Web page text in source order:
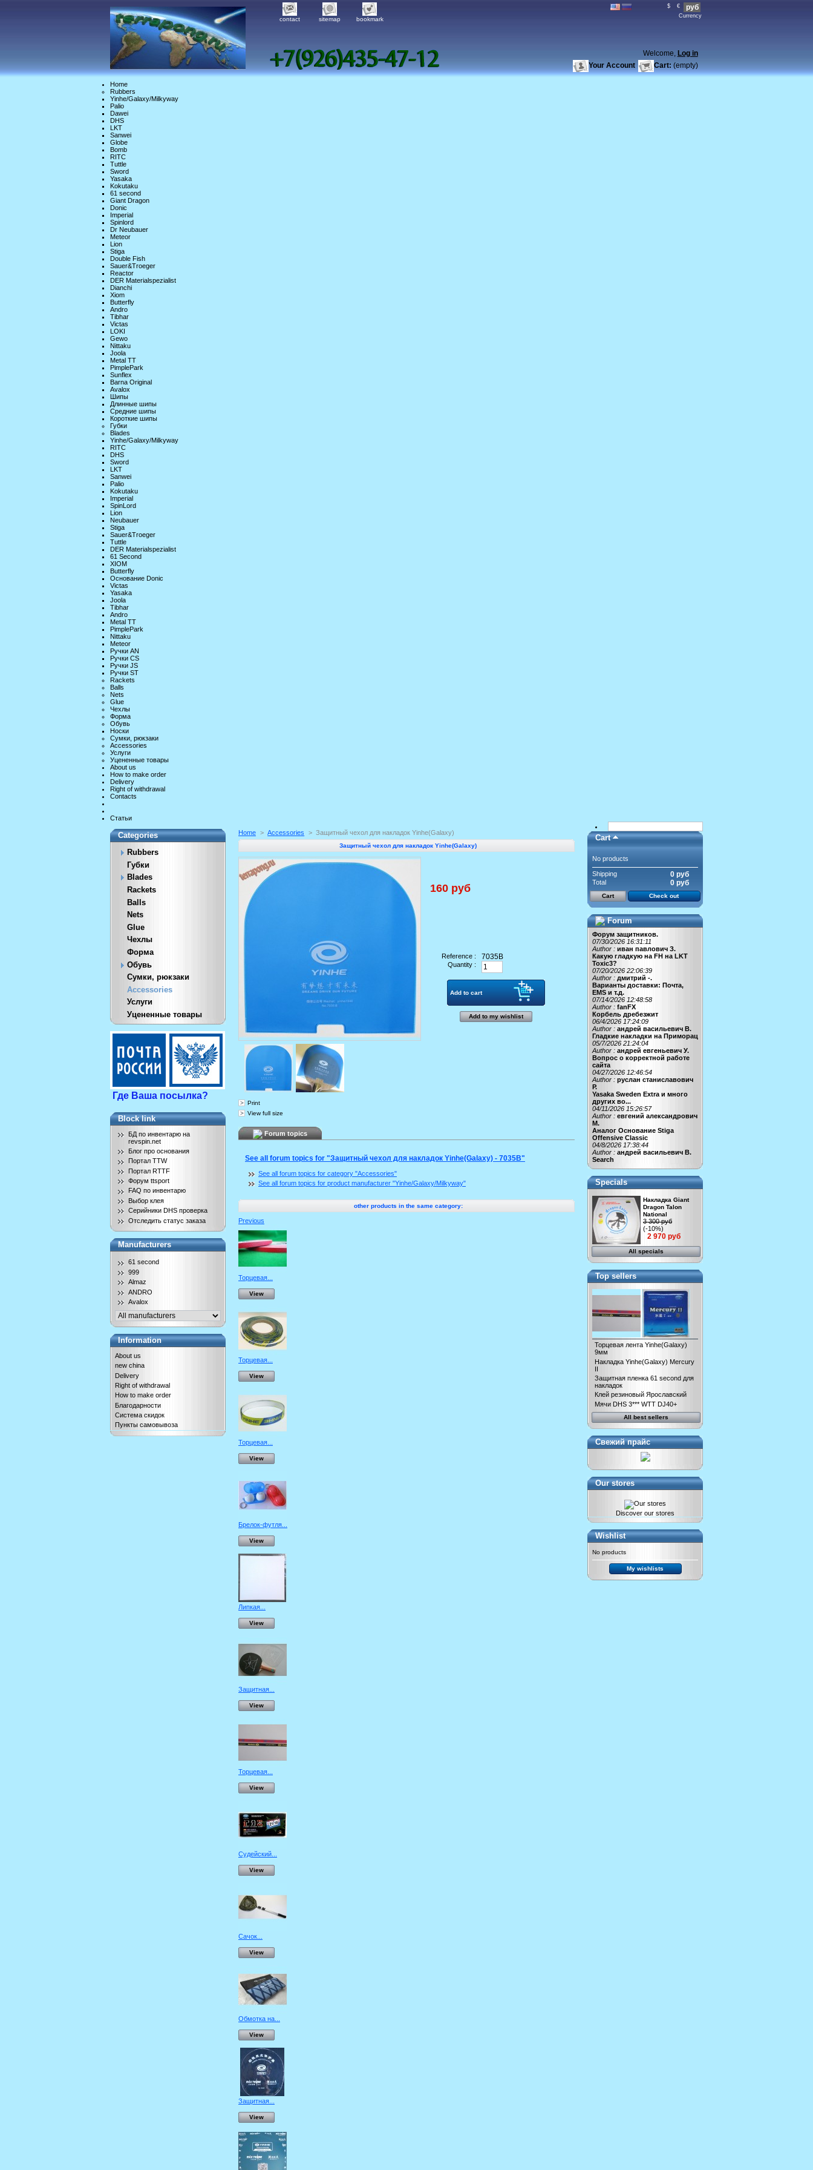
$ € руб
Currency
contact sitemap bookmark
Welcome, Log in
Cart: (empty)
Your Account
Home
Rubbers
Yinhe/Galaxy/Milkyway
Palio
Dawei
DHS
LKT
Sanwei
Globe
Bomb
RITC
Tuttle
Sword
Yasaka
Kokutaku
61 second
Giant Dragon
Donic
Imperial
Spinlord
Dr Neubauer
Meteor
Lion
Stiga
Double Fish
Sauer&Troeger
Reactor
DER Materialspezialist
Dianchi
Xiom
Butterfly
Andro
Tibhar
Victas
LOKI
Gewo
Nittaku
Joola
Metal TT
PimplePark
Sunflex
Barna Original
Avalox
Шипы
Длинные шипы
Средние шипы
Короткие шипы
Губки
Blades
Yinhe/Galaxy/Milkyway
RITC
DHS
Sword
LKT
Sanwei
Palio
Kokutaku
Imperial
SpinLord
Lion
Neubauer
Stiga
Sauer&Troeger
Tuttle
DER Materialspezialist
61 Second
XIOM
Butterfly
Основание Donic
Victas
Yasaka
Joola
Tibhar
Andro
Metal TT
PimplePark
Nittaku
Meteor
Ручки AN
Ручки CS
Ручки JS
Ручки ST
Rackets
Balls
Nets
Glue
Чехлы
Форма
Обувь
Носки
Сумки, рюкзаки
Accessories
Услуги
Уцененные товары
About us
How to make order
Delivery
Right of withdrawal
Contacts
Статьи
Categories
Rubbers
Губки
Blades
Rackets
Balls
Nets
Glue
Чехлы
Форма
Обувь
Сумки, рюкзаки
Accessories
Услуги
Уцененные товары
Где Ваша посылка?
Block link
БД по инвентарю на
revspin.net
Блог про основания
Портал TTW
Портал RTTF
Форум ttsport
FAQ по инвентарю
Выбор клея
Серийники DHS проверка
Отследить статус заказа
Manufacturers
61 second
999
Almaz
ANDRO
Avalox
Information
About us
new china
Delivery
Right of withdrawal
How to make order
Благодарности
Система скидок
Пункты самовывоза
Home > Accessories > Защитный чехол для накладок Yinhe(Galaxy)
Защитный чехол для накладок Yinhe(Galaxy)
Print
View full size
160 руб
Reference : 7035B
Quantity :
Add to my wishlist
Forum topics
See all forum topics for "Защитный чехол для накладок Yinhe(Galaxy) - 7035B"
See all forum topics for category "Accessories"
See all forum topics for product manufacturer "Yinhe/Galaxy/Milkyway"
other products in the same category:
Previous
Торцевая...
View
Торцевая...
View
Торцевая...
View
Брелок-футля...
View
Липкая...
View
Защитная...
View
Торцевая...
View
Судейский...
View
Сачок...
View
Обмотка на...
View
Защитная...
View
Cart
No products
Shipping 0 руб
Total 0 руб
Cart Check out
Forum
Форум защитников.
07/30/2026 16:31:11
Author : иван павлович З.
Какую гладкую на FH на LKT
Toxic3?
07/20/2026 22:06:39
Author : дмитрий -.
Варианты доставки: Почта,
EMS и т.д.
07/14/2026 12:48:58
Author : fanFX
Корбель дребезжит
06/4/2026 17:24:09
Author : андрей васильевич В.
Гладкие накладки на Приморац
05/7/2026 21:24:04
Author : андрей евгеньевич У.
Вопрос о корректной работе
сайта
04/27/2026 12:46:54
Author : руслан станиславович
Р.
Yasaka Sweden Extra и много
других во...
04/11/2026 15:26:57
Author : евгений александрович
М.
Аналог Основание Stiga
Offensive Classic
04/8/2026 17:38:44
Author : андрей васильевич В.
Search
Specials
Накладка Giant
Dragon Talon
National
3 300 руб
(-10%)
2 970 руб
All specials
Top sellers
Торцевая лента Yinhe(Galaxy)
9мм
Накладка Yinhe(Galaxy) Mercury
II
Защитная пленка 61 second для
накладок
Клей резиновый Ярославский
Мячи DHS 3*** WTT DJ40+
All best sellers
Свежий прайс
Our stores
Discover our stores
Wishlist
No products
My wishlists